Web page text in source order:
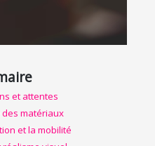
et attentes
matériaux
et la mobilité